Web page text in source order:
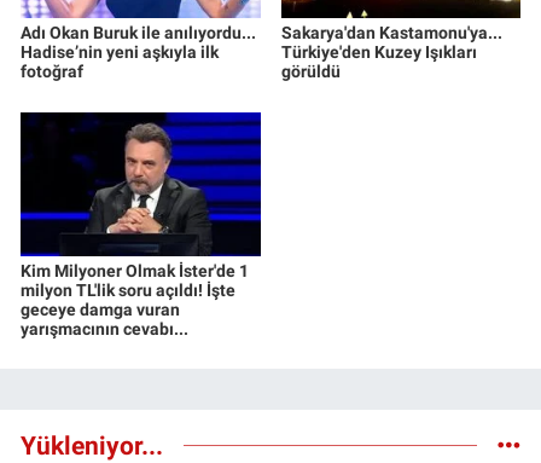
Adı Okan Buruk ile anılıyordu...
Hadise’nin yeni aşkıyla ilk
fotoğraf
Sakarya'dan Kastamonu'ya...
Türkiye'den Kuzey Işıkları
görüldü
Kim Milyoner Olmak İster'de 1
milyon TL'lik soru açıldı! İşte
geceye damga vuran
yarışmacının cevabı...
Yükleniyor...